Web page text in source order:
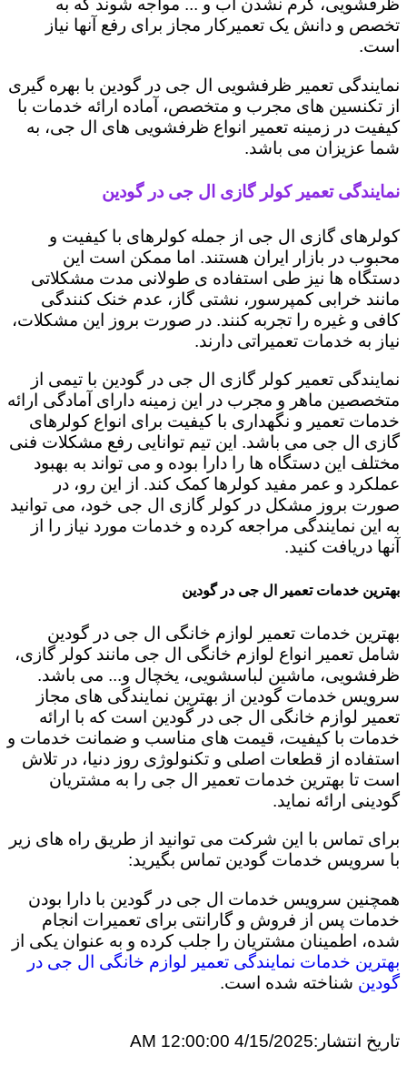
ظرفشویی، گرم نشدن آب و ... مواجه شوند که به
تخصص و دانش یک تعمیرکار مجاز برای رفع آنها نیاز
است.
نمایندگی تعمیر ظرفشویی ال جی در گودین با بهره گیری
از تکنسین های مجرب و متخصص، آماده ارائه خدمات با
کیفیت در زمینه تعمیر انواع ظرفشویی های ال جی، به
شما عزیزان می باشد.
نمایندگی تعمیر کولر گازی ال جی در گودین
کولرهای گازی ال جی از جمله کولرهای با کیفیت و
محبوب در بازار ایران هستند. اما ممکن است این
دستگاه ها نیز طی استفاده ی طولانی مدت مشکلاتی
مانند خرابی کمپرسور، نشتی گاز، عدم خنک کنندگی
کافی و غیره را تجربه کنند. در صورت بروز این مشکلات،
نیاز به خدمات تعمیراتی دارند.
نمایندگی تعمیر کولر گازی ال جی در گودین با تیمی از
متخصصین ماهر و مجرب در این زمینه دارای آمادگی ارائه
خدمات تعمیر و نگهداری با کیفیت برای انواع کولرهای
گازی ال جی می باشد. این تیم توانایی رفع مشکلات فنی
مختلف این دستگاه ها را دارا بوده و می تواند به بهبود
عملکرد و عمر مفید کولرها کمک کند. از این رو، در
صورت بروز مشکل در کولر گازی ال جی خود، می توانید
به این نمایندگی مراجعه کرده و خدمات مورد نیاز را از
آنها دریافت کنید.
بهترین خدمات تعمیر ال جی در گودین
بهترین خدمات تعمیر لوازم خانگی ال جی در گودین
شامل تعمیر انواع لوازم خانگی ال جی مانند کولر گازی،
ظرفشویی، ماشین لباسشویی، یخچال و... می باشد.
سرویس خدمات گودین از بهترین نمایندگی های مجاز
تعمیر لوازم خانگی ال جی در گودین است که با ارائه
خدمات با کیفیت، قیمت های مناسب و ضمانت خدمات و
استفاده از قطعات اصلی و تکنولوژی روز دنیا، در تلاش
است تا بهترین خدمات تعمیر ال جی را به مشتریان
گودینی ارائه نماید.
برای تماس با این شرکت می توانید از طریق راه های زیر
با سرویس خدمات گودین تماس بگیرید:
همچنین سرویس خدمات ال جی در گودین با دارا بودن
خدمات پس از فروش و گارانتی برای تعمیرات انجام
شده، اطمینان مشتریان را جلب کرده و به عنوان یکی از
بهترین خدمات نمایندگی تعمیر لوازم خانگی ال جی در
گودین شناخته شده است.
تاریخ انتشار:4/15/2025 12:00:00 AM